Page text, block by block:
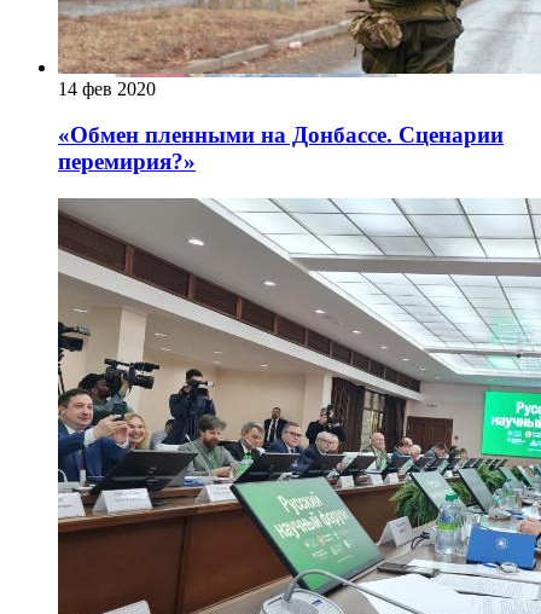
14 фев 2020
«Обмен пленными на Донбассе. Сценарии
перемирия?»